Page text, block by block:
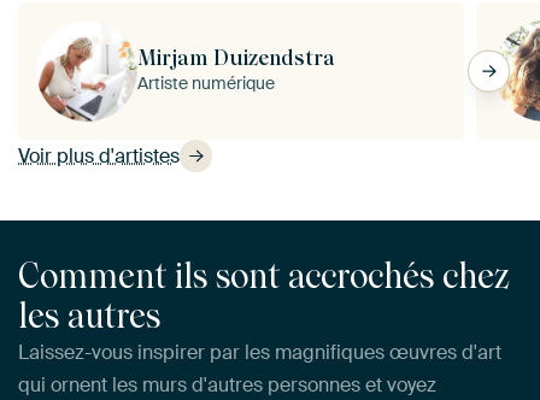
Voir plus d'artistes
Mirjam Duizendstra
Artiste numérique
Comment ils sont accrochés chez
les autres
Laissez-vous inspirer par les magnifiques œuvres d'art
qui ornent les murs d'autres personnes et voyez